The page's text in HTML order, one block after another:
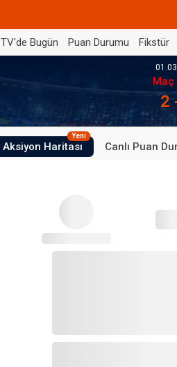
TV'de Bugün Puan Durumu Fikstür
Maç
2
Aksiyon Haritası
Yeni
Canlı Puan